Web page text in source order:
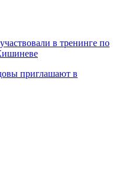
в тренинге по
приглашают в